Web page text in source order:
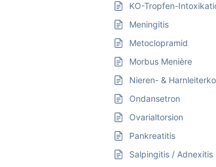
KO-Tropfen-
Meningitis
Metoclopramid
Morbus Menière
Nieren- &
Ondansetron
Ovarialtorsion
Pankreatitis
Salpingitis / Adnexitis